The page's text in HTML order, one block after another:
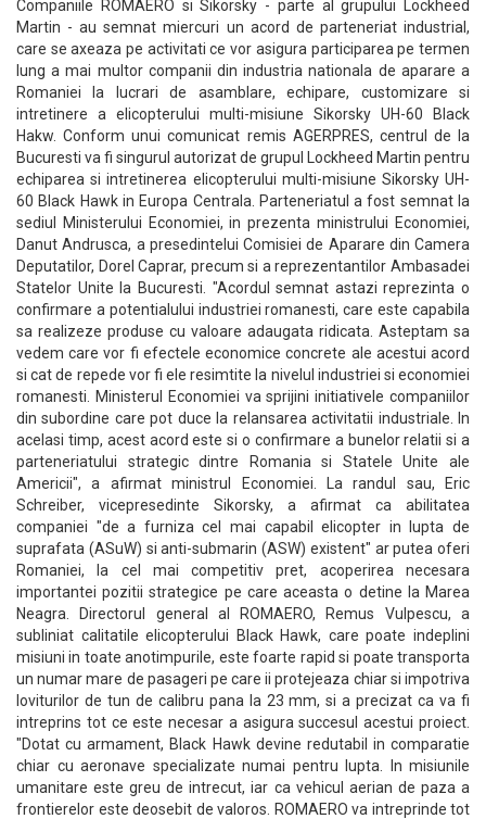
Companiile ROMAERO si Sikorsky - parte al grupului Lockheed
Martin - au semnat miercuri un acord de parteneriat industrial,
care se axeaza pe activitati ce vor asigura participarea pe termen
lung a mai multor companii din industria nationala de aparare a
Romaniei la lucrari de asamblare, echipare, customizare si
intretinere a elicopterului multi-misiune Sikorsky UH-60 Black
Hakw. Conform unui comunicat remis AGERPRES, centrul de la
Bucuresti va fi singurul autorizat de grupul Lockheed Martin pentru
echiparea si intretinerea elicopterului multi-misiune Sikorsky UH-
60 Black Hawk in Europa Centrala. Parteneriatul a fost semnat la
sediul Ministerului Economiei, in prezenta ministrului Economiei,
Danut Andrusca, a presedintelui Comisiei de Aparare din Camera
Deputatilor, Dorel Caprar, precum si a reprezentantilor Ambasadei
Statelor Unite la Bucuresti. "Acordul semnat astazi reprezinta o
confirmare a potentialului industriei romanesti, care este capabila
sa realizeze produse cu valoare adaugata ridicata. Asteptam sa
vedem care vor fi efectele economice concrete ale acestui acord
si cat de repede vor fi ele resimtite la nivelul industriei si economiei
romanesti. Ministerul Economiei va sprijini initiativele companiilor
din subordine care pot duce la relansarea activitatii industriale. In
acelasi timp, acest acord este si o confirmare a bunelor relatii si a
parteneriatului strategic dintre Romania si Statele Unite ale
Americii", a afirmat ministrul Economiei. La randul sau, Eric
Schreiber, vicepresedinte Sikorsky, a afirmat ca abilitatea
companiei "de a furniza cel mai capabil elicopter in lupta de
suprafata (ASuW) si anti-submarin (ASW) existent" ar putea oferi
Romaniei, la cel mai competitiv pret, acoperirea necesara
importantei pozitii strategice pe care aceasta o detine la Marea
Neagra. Directorul general al ROMAERO, Remus Vulpescu, a
subliniat calitatile elicopterului Black Hawk, care poate indeplini
misiuni in toate anotimpurile, este foarte rapid si poate transporta
un numar mare de pasageri pe care ii protejeaza chiar si impotriva
loviturilor de tun de calibru pana la 23 mm, si a precizat ca va fi
intreprins tot ce este necesar a asigura succesul acestui proiect.
"Dotat cu armament, Black Hawk devine redutabil in comparatie
chiar cu aeronave specializate numai pentru lupta. In misiunile
umanitare este greu de intrecut, iar ca vehicul aerian de paza a
frontierelor este deosebit de valoros. ROMAERO va intreprinde tot